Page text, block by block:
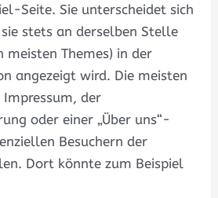
Seite. Sie unterscheidet sich
stets an derselben Stelle
meisten Themes) in der
angezeigt wird. Die meisten
der
oder einer „Über uns“-
Besuchern der
Dort könnte zum Beispiel